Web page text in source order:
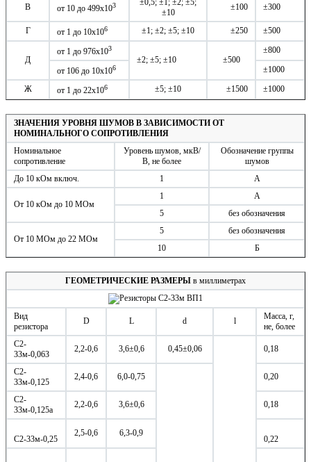
В от 10 до 499х103
±0,5; ±1; ±2; ±5;
±10
±100 ±300
Г от 1 до 10х106 ±1; ±2; ±5; ±10 ±250 ±500
Д
от 1 до 976х103
±2; ±5; ±10 ±500
±800
от 106 до 10х106
±1000
Ж
от 1 до 22х106 ±5; ±10 ±1500 ±1000
ЗНАЧЕНИЯ УРОВНЯ ШУМОВ В ЗАВИСИМОСТИ ОТ
НОМИНАЛЬНОГО СОПРОТИВЛЕНИЯ
Номинальное
сопротивление
Уровень шумов, мкВ/
В, не более
Обозначение группы
шумов
До 10 кОм включ.
1 А
От 10 кОм до 10 МОм
1
А
5
без обозначения
От 10 МОм до 22 МОм
5
без обозначения
10
Б
ГЕОМЕТРИЧЕСКИЕ РАЗМЕРЫ в миллиметрах
1
Вид
резистора
D L d l
Масса, г,
не, более
C2-
33м-0,063
2,2-0,6 3,6±0,6 0,45±0,06 0,18
C2-
33м-0,125
2,4-0,6 6,0-0,75 0,20
C2-
33м-0,125а
2,2-0,6 3,6±0,6 0,18
C2-33м-0,25
2,5-0,6 6,3-0,9
0,22